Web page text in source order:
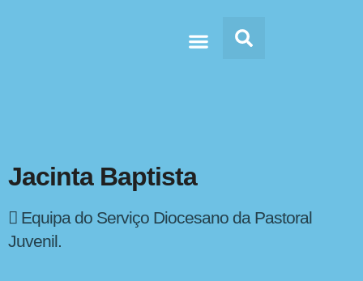
Jacinta Baptista
Equipa do Serviço Diocesano da Pastoral
Juvenil.